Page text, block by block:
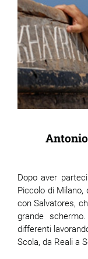
Dopo aver
Piccolo di Milano,
con Salvatores,
grande
differenti
Scola, da Reali a